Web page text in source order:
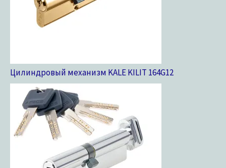
Цилиндровый механизм KALE KILIT 164G12